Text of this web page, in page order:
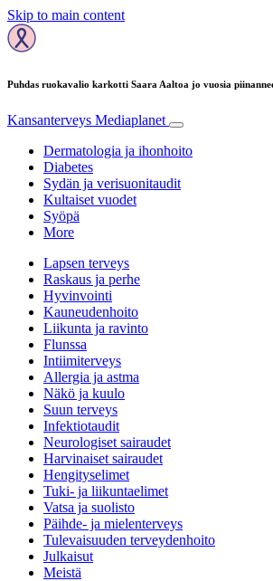
Skip to main content
Puhdas ruokavalio karkotti Saara Aaltoa jo vuosia
Kansanterveys Mediaplanet
Dermatologia ja ihonhoito
Diabetes
Sydän ja verisuonitaudit
Kultaiset vuodet
Syöpä
More
Lapsen terveys
Raskaus ja perhe
Hyvinvointi
Kauneudenhoito
Liikunta ja ravinto
Flunssa
Intiimiterveys
Allergia ja astma
Näkö ja kuulo
Suun terveys
Infektiotaudit
Neurologiset sairaudet
Harvinaiset sairaudet
Hengityselimet
Tuki- ja liikuntaelimet
Vatsa ja suolisto
Päihde- ja mielenterveys
Tulevaisuuden terveydenhoito
Julkaisut
Meistä